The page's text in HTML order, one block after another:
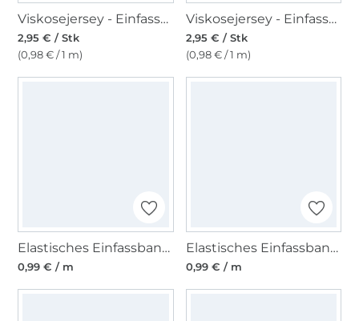
Viskosejersey - Einfassband 3m, wollweiss
2,95 € / Stk
(0,98 € / 1 m)
Viskosejersey - Einfassband 3m, dunkelpetrol
2,95 € / Stk
(0,98 € / 1 m)
Elastisches Einfassband, mittelgrün 15 mm
0,99 € / m
Elastisches Einfassband, rostorange 15 mm
0,99 € / m